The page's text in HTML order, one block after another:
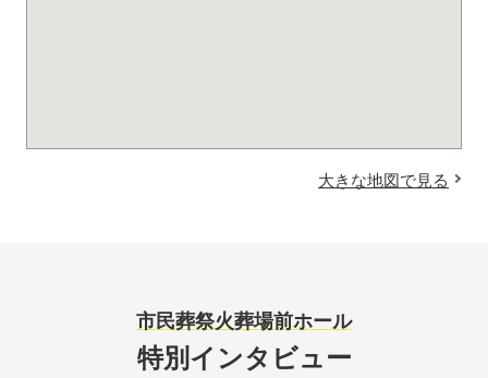
大きな地図で見る
市民葬祭火葬場前ホール
特別インタビュー